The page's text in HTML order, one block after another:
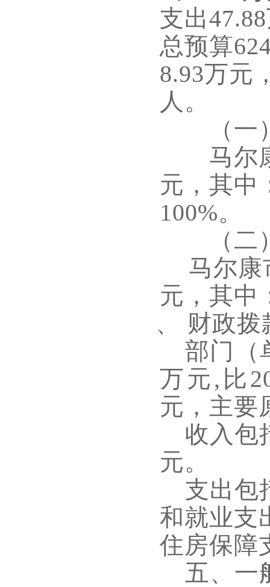
支出47.88
总预算
8.93万元
人 。
（一）
马尔康
元，其中
100%。
（二）
马尔康
元，其中
三、 财政拨
部门（
万元 ,比
元，主要
收入包
元。
支出包
和就业支
住房保障
五、一